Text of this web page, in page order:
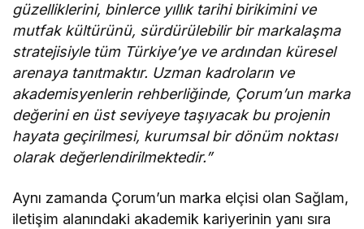
güzelliklerini, binlerce yıllık tarihi birikimini ve
mutfak kültürünü, sürdürülebilir bir markalaşma
stratejisiyle tüm Türkiye’ye ve ardından küresel
arenaya tanıtmaktır. Uzman kadroların ve
akademisyenlerin rehberliğinde, Çorum’un marka
değerini en üst seviyeye taşıyacak bu projenin
hayata geçirilmesi, kurumsal bir dönüm noktası
olarak değerlendirilmektedir.”
Aynı zamanda Çorum’un marka elçisi olan Sağlam,
iletişim alanındaki akademik kariyerinin yanı sıra